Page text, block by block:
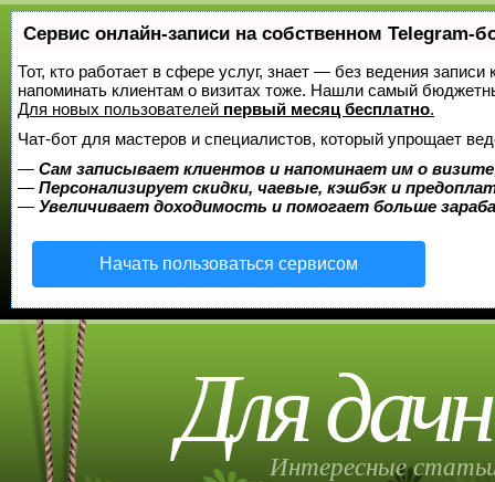
Сервис онлайн-записи на собственном Telegram-
Тот, кто работает в сфере услуг, знает — без ведения
напоминать клиентам о визитах тоже. Нашли самый
Для новых пользователей первый месяц бесплатно.
Чат-бот для мастеров и специалистов, который упрощает
— Сам записывает клиентов и напоминает им о
— Персонализирует скидки, чаевые, кэшбэк и
— Увеличивает доходимость и помогает больше
Начать пользоваться сервисом
Для
Интересные